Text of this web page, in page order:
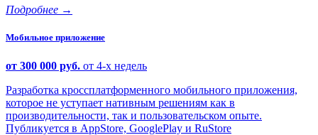
Подробнее →
Мобильное приложение
от 300 000 руб. от 4-х недель
Разработка кроссплатформенного мобильного приложения,
которое не уступает нативным решениям как в
производительности, так и пользовательском опыте.
Публикуется в AppStore, GooglePlay и RuStore